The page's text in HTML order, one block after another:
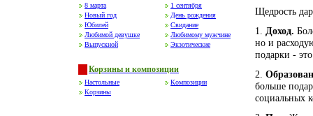
8 марта
1 сентября
Новый год
День рождения
Юбилей
Свидание
Любимой девушке
Любимому мужчине
Выпускной
Экзотические
Корзины и композиции
Настольные
Композиции
Корзины
Щедрость
1. Доход.
но и
подарки -
2.
больше
социальных